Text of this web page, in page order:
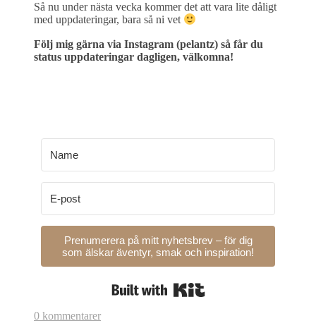
Så nu under nästa vecka kommer det att vara lite dåligt
med uppdateringar, bara så ni vet
Följ mig gärna via Instagram (pelantz) så får du
status uppdateringar dagligen, välkomna!
Prenumerera på mitt nyhetsbrev – för dig
som älskar äventyr, smak och inspiration!
0 kommentarer